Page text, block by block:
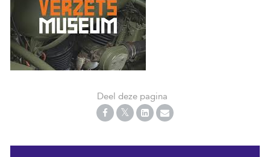
Deel deze pagina